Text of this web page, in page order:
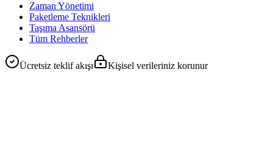
Zaman Yönetimi
Paketleme Teknikleri
Taşıma Asansörü
Tüm Rehberler
Ücretsiz teklif akışı Kişisel verileriniz korunur